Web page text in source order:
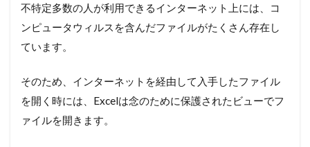
不特定多数の人が利用できるインターネット上には、コ
ンピュータウィルスを含んだファイルがたくさん存在し
ています。
そのため、インターネットを経由して入手したファイル
を開く時には、Excelは念のために保護されたビューでフ
ァイルを開きます。